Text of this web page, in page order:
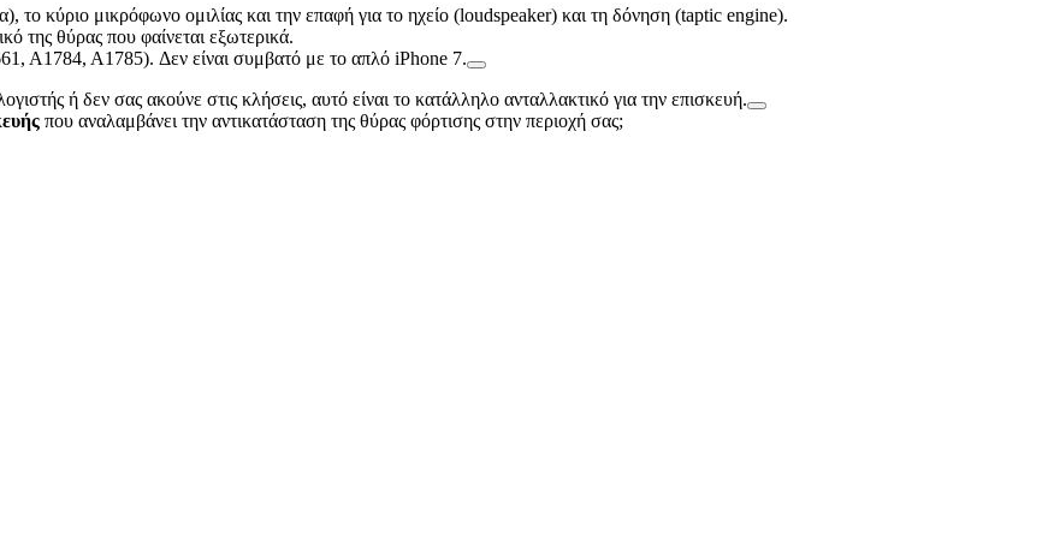
κύριο μικρόφωνο ομιλίας και την επαφή για το ηχείο (loudspeaker) και τη δόνηση (taptic engine).
της θύρας που φαίνεται εξωτερικά.
A1784, A1785). Δεν είναι συμβατό με το απλό iPhone 7.
ή δεν σας ακούνε στις κλήσεις, αυτό είναι το κατάλληλο ανταλλακτικό για την επισκευή.
που αναλαμβάνει την αντικατάσταση της θύρας φόρτισης στην περιοχή σας;